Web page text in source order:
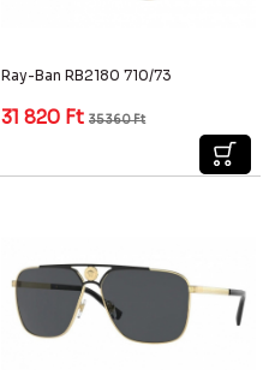
Ray-Ban RB2180 710/73
31 820 Ft 35 360Ft